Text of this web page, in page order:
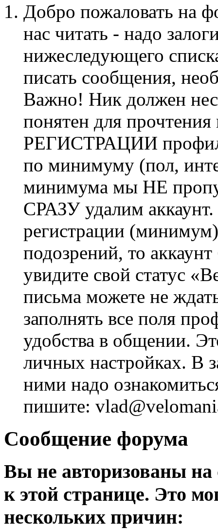
Добро пожаловать на
нас читать - надо
нижеследующего
писать сообщения,
Важно! Ник должен
понятен для
РЕГИСТРАЦИИ профиль
по минимуму (пол,
минимума мы НЕ
СРАЗУ удалим
регистрации
подозрений, то
увидите свой статус
письма можете не
заполнять все поля
удобства в общении.
личных настройках. В
ними надо
пишите:
Сообщение форума
Вы не авторизованы на
к этой странице. Это
нескольких причин: